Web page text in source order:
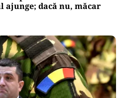
ajunge; dacă nu, măcar